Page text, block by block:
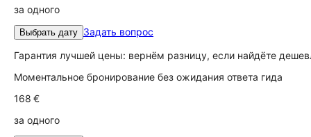
за одного
Выбрать дату Задать вопрос
Гарантия лучшей цены: вернём разницу, если найдёте
Моментальное бронирование без ожидания ответа гида
168 €
за одного